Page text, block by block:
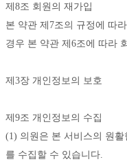
제8조 회원의 재가입
본 약관 제7조의 규정에 따
경우 본 약관 제6조에 따라
제3장 개인정보의 보호
제9조 개인정보의 수집
(1) 의원은 본 서비스의 원
를 수집할 수 있습니다.